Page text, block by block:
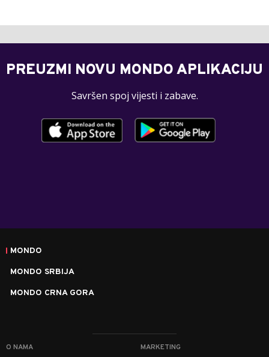
PREUZMI NOVU MONDO APLIKACIJU
Savršen spoj vijesti i zabave.
MONDO
MONDO SRBIJA
MONDO CRNA GORA
O NAMA MARKETING